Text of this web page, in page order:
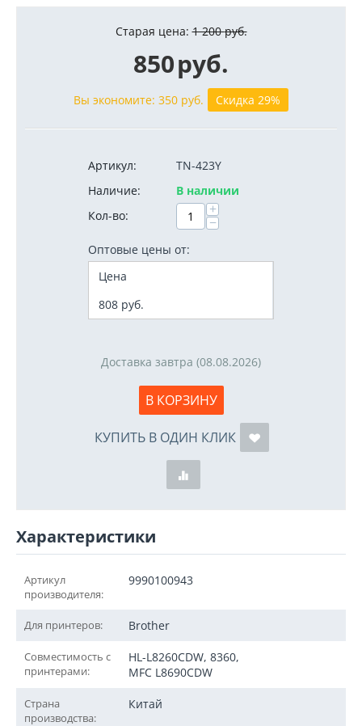
Старая цена: 1 200 руб.
850руб.
Вы экономите: 350 руб. Скидка 29%
Артикул:
TN-423Y
Наличие:
В наличии
Кол-во:
+
−
Оптовые цены от:
Цена
808 руб.
Доставка завтра (08.08.2026)
В КОРЗИНУ
КУПИТЬ В ОДИН КЛИК
Характеристики
Артикул
производителя:
9990100943
Для принтеров: Brother
Совместимость с
принтерами:
HL-L8260CDW, 8360,
MFC L8690CDW
Страна
производства:
Китай